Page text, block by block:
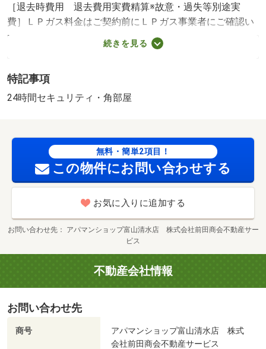
［退去時費用 退去費用実費精算※故意・過失等別途実
費］ＬＰガス料金はご契約前にＬＰガス事業者にご確認い
ただけます。 ルームクリーニング料金に、エアコンクリ
ーニング費用を含みます。町会費９００円は月額で
保証加入必須。初回保証料３５０００円、月額保証料賃料
等総額の１％＋８００円／月（その他商品あり） 光陽小
加盟団体名：（公社）富山県宅地建物取引協会 公取協
名：北陸不動産公正取引協議会加盟/室内清掃費用 49500
円/Ｄ－ｒｏｏｍＣａｒｄ 16500円/ＩＣロック電池（初
回 2750円
続きを見る
特記事項
24時間セキュリティ・角部屋
無料・簡単2項目！
この物件にお問い合わせする
お気に入りに追加する
お問い合わせ先
アパマンショップ富山清水店 株式会社前田商会不動産サー
ビス
不動産会社情報
お問い合わせ先
商号
アパマンショップ富山清水店 株式
会社前田商会不動産サービス